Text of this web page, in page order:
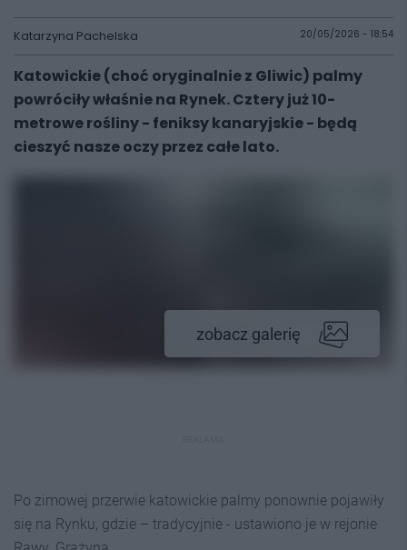
Katarzyna Pachelska 20/05/2026 - 18:54
Katowickie (choć oryginalnie z Gliwic) palmy
powróciły właśnie na Rynek. Cztery już 10-
metrowe rośliny - feniksy kanaryjskie - będą
cieszyć nasze oczy przez całe lato.
zobacz galerię
Po zimowej przerwie katowickie palmy ponownie pojawiły
się na Rynku, gdzie – tradycyjnie - ustawiono je w rejonie